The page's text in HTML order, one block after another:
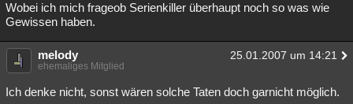
Musik Clash
Übersichten
Besucht Teilgenommen
Lesenswert Schlüsselwörter
Wobei ich mich frageob Serienkiller überhaupt noch so was wie
Gewissen haben.
melody 25.01.2007 um 14:21
ehemaliges Mitglied
Ich denke nicht, sonst wären solche Taten doch garnicht möglich.